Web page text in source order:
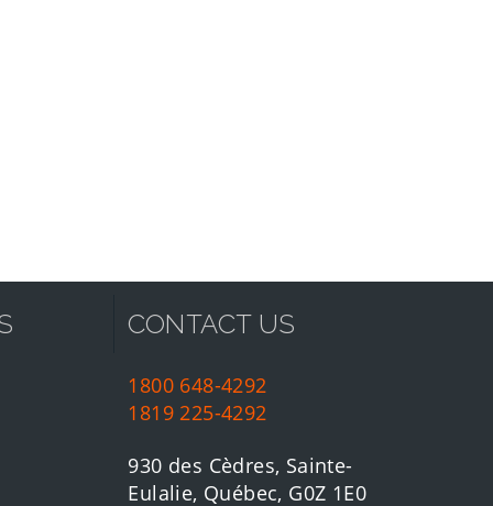
CONTACT US
1800 648-4292
1819 225-4292
930 des Cèdres, Sainte-
Eulalie, Québec, G0Z 1E0